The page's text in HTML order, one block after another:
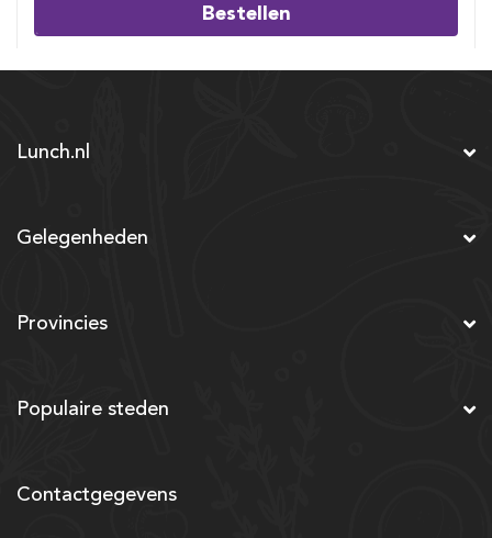
Bestellen
Lunch.nl
Gelegenheden
Provincies
Populaire steden
Contactgegevens